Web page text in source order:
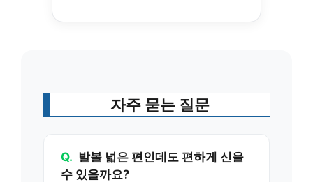
자주 묻는 질문
Q. 발볼 넓은 편인데도 편하게 신을
수 있을까요?